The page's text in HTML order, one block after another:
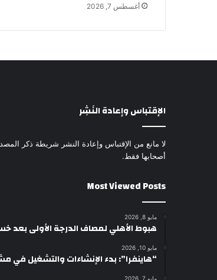
أغسطس 7, 2026
الإقتباس وإعادة النَشِر
لا مانع من الإقتباس وإعادة النشر شريطة ذكر
أصحابها فقط.
Most Viewed Posts
مايو 8, 2026
هبوط الأهلي لمصاف الدرجة الأولى بعد
مايو 10, 2026
“هاينفرا”: بدء الإنشاءات والتشغيل في
مايو 7, 2026